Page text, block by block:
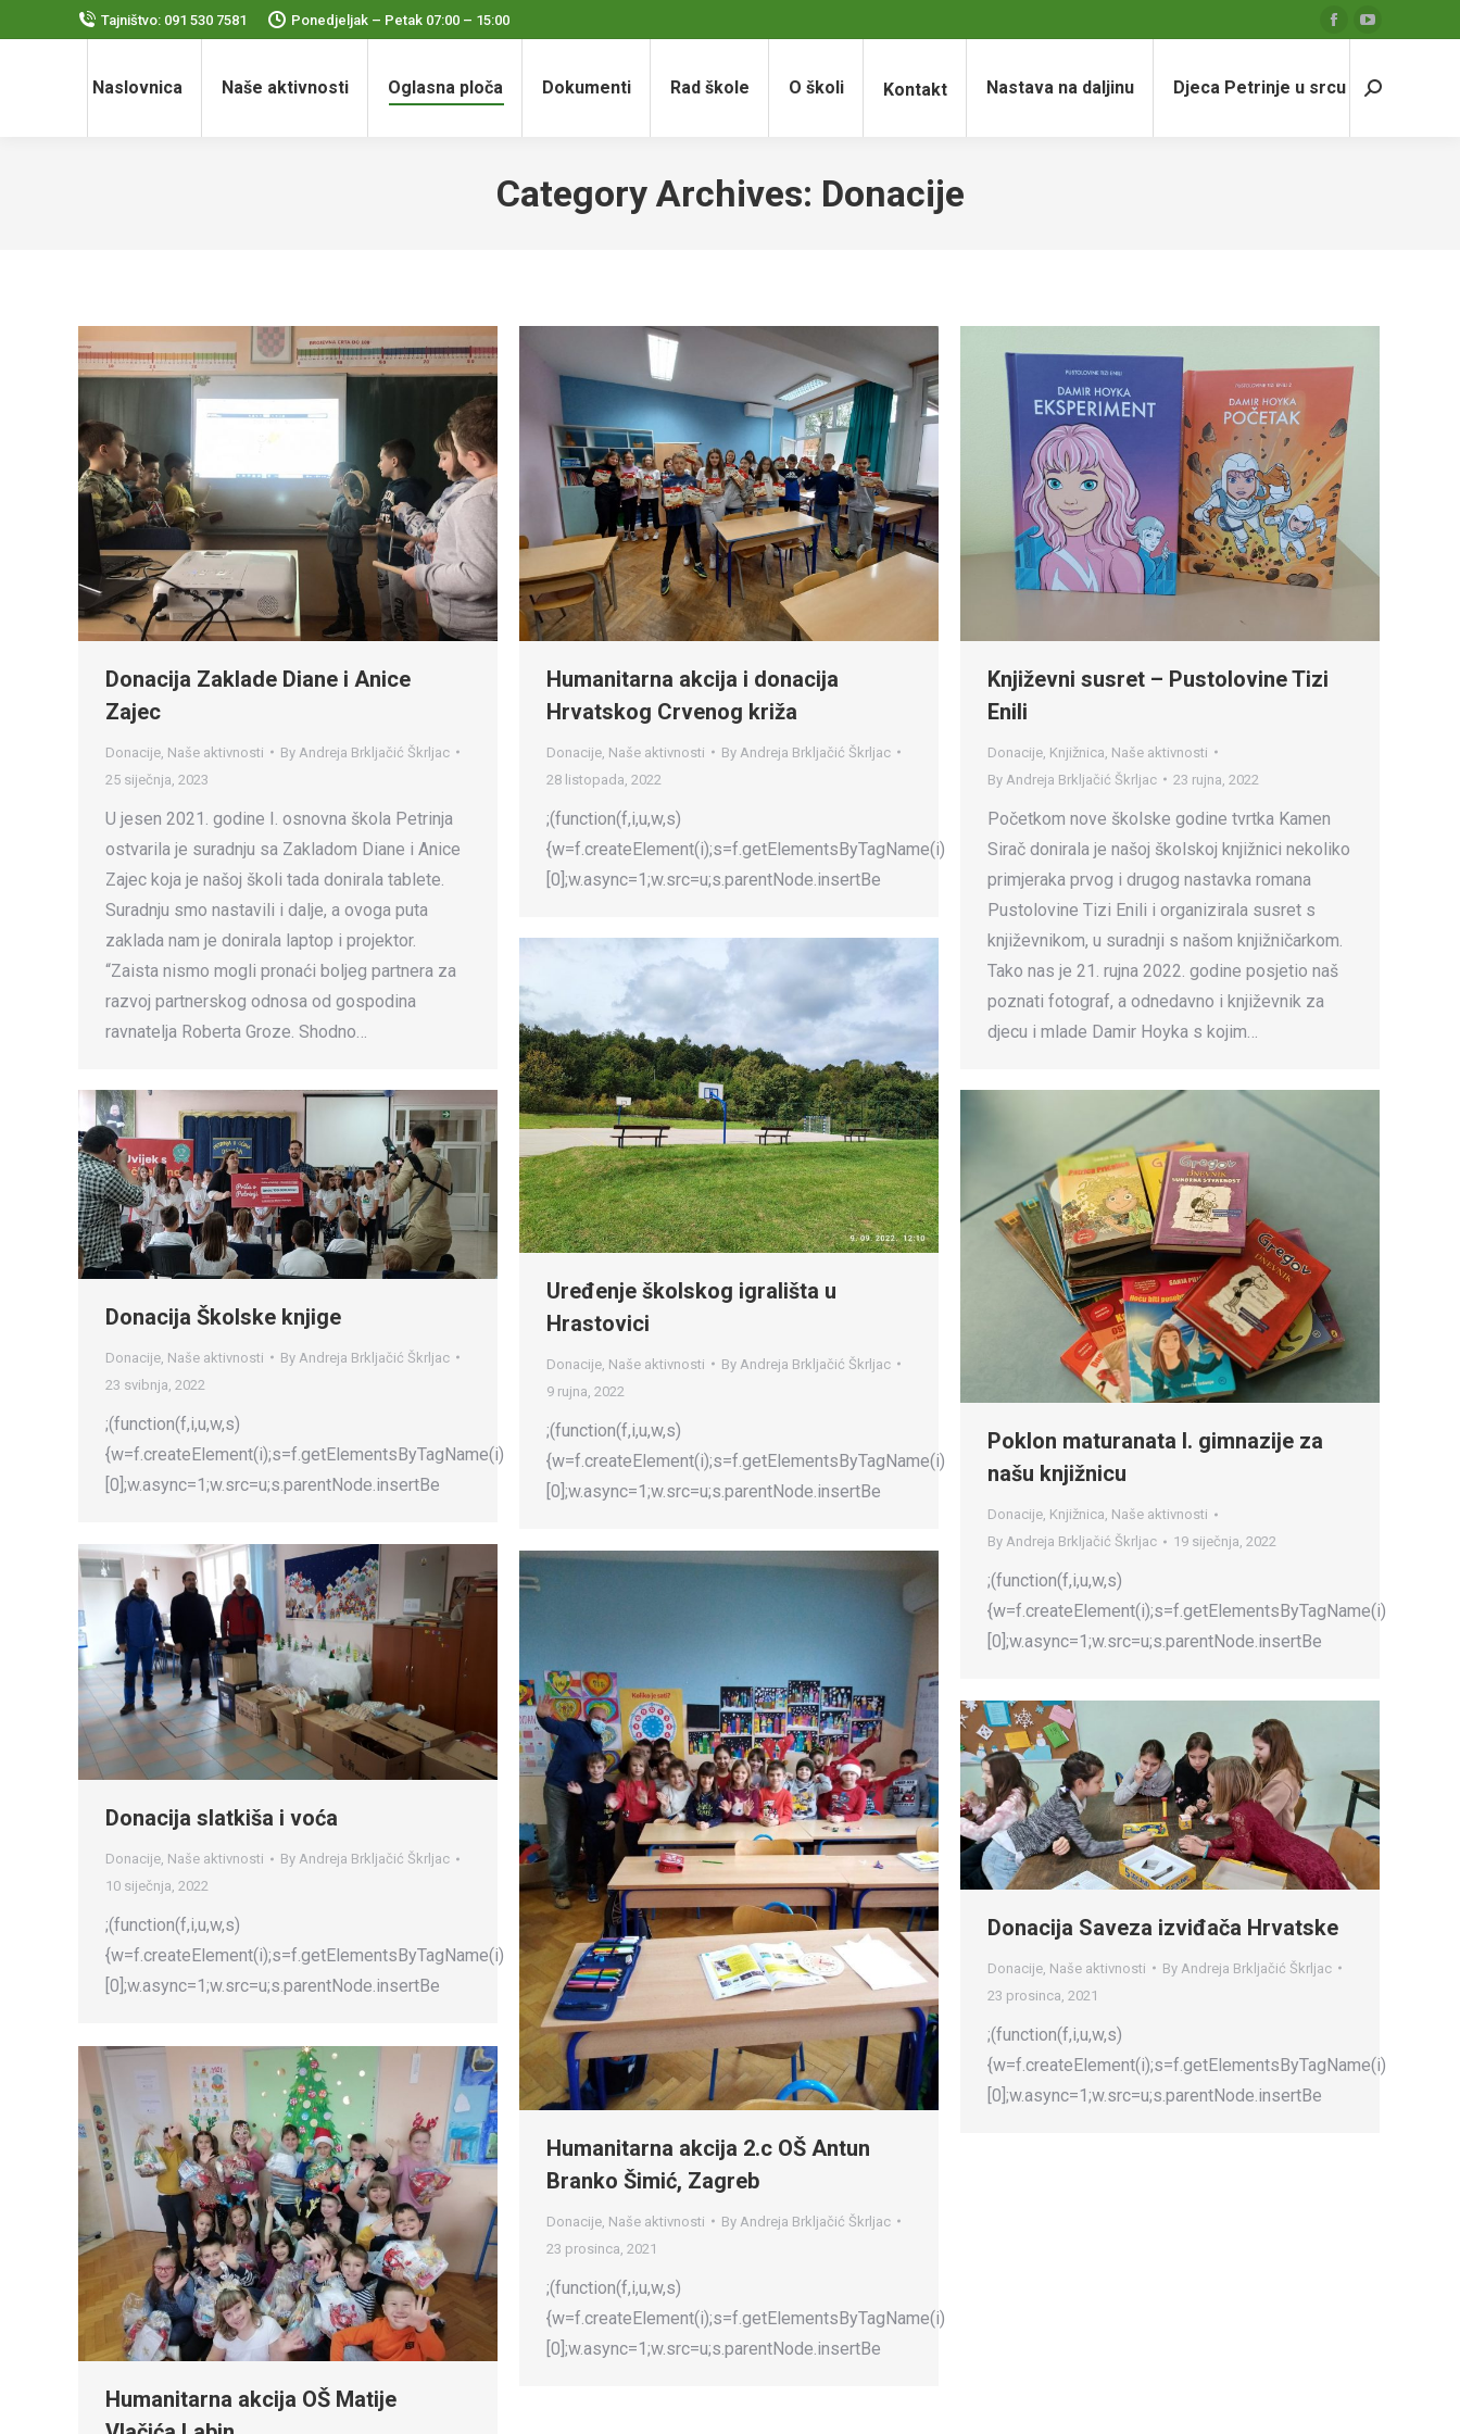
Tajništvo: 091 530 7581 Ponedjeljak – Petak 07:00 – 15:00
Facebook
opensopens
Naslovnica Naše aktivnosti Oglasna ploča Dokumenti Rad škole O školi Kontakt Nastava na daljinu Djeca Petrinje u srcu Search:
Category Archives: Donacije
Donacija Zaklade Diane i Anice
Zajec
Donacije Naše aktivnosti By Andreja Brkljačić Škrljac
25 siječnja, 2023
U jesen 2021. godine I. osnovna škola Petrinja
ostvarila je suradnju sa Zakladom Diane i Anice
Zajec koja je našoj školi tada donirala tablete.
Suradnju smo nastavili i dalje, a ovoga puta
zaklada nam je donirala laptop i projektor.
“Zaista nismo mogli pronaći boljeg partnera za
razvoj partnerskog odnosa od gospodina
ravnatelja Roberta Groze. Shodno…
Humanitarna akcija i donacija
Hrvatskog Crvenog križa
Donacije Naše aktivnosti By Andreja Brkljačić Škrljac
28 listopada, 2022
;(function(f,i,u,w,s)
{w=f.createElement(i);s=f.getElementsByTagName(i)
[0];w.async=1;w.src=u;s.parentNode.insertBe
Književni susret – Pustolovine Tizi
Enili
Donacije Knjižnica Naše aktivnosti
By Andreja Brkljačić Škrljac 23 rujna, 2022
Početkom nove školske godine tvrtka Kamen
Sirač donirala je našoj školskoj knjižnici nekoliko
primjeraka prvog i drugog nastavka romana
Pustolovine Tizi Enili i organizirala susret s
književnikom, u suradnji s našom knjižničarkom.
Tako nas je 21. rujna 2022. godine posjetio naš
poznati fotograf, a odnedavno i književnik za
djecu i mlade Damir Hoyka s kojim…
Uređenje školskog igrališta u
Hrastovici
Donacije Naše aktivnosti By Andreja Brkljačić Škrljac
9 rujna, 2022
;(function(f,i,u,w,s)
{w=f.createElement(i);s=f.getElementsByTagName(i)
[0];w.async=1;w.src=u;s.parentNode.insertBe
Donacija Školske knjige
Donacije Naše aktivnosti By Andreja Brkljačić Škrljac
23 svibnja, 2022
;(function(f,i,u,w,s)
{w=f.createElement(i);s=f.getElementsByTagName(i)
[0];w.async=1;w.src=u;s.parentNode.insertBe
Poklon maturanata I. gimnazije za
našu knjižnicu
Donacije, Knjižnica, Naše aktivnosti
By Andreja Brkljačić Škrljac 19 siječnja, 2022
;(function(f,i,u,w,s)
{w=f.createElement(i);s=f.getElementsByTagName(i)
[0];w.async=1;w.src=u;s.parentNode.insertBe
Donacija slatkiša i voća
Donacije, Naše aktivnosti By Andreja Brkljačić Škrljac
10 siječnja, 2022
;(function(f,i,u,w,s)
{w=f.createElement(i);s=f.getElementsByTagName(i)
[0];w.async=1;w.src=u;s.parentNode.insertBe
Humanitarna akcija 2.c OŠ Antun
Branko Šimić, Zagreb
Donacije Naše aktivnosti By Andreja Brkljačić Škrljac
23 prosinca, 2021
;(function(f,i,u,w,s)
{w=f.createElement(i);s=f.getElementsByTagName(i)
[0];w.async=1;w.src=u;s.parentNode.insertBe
Donacija Saveza izviđača Hrvatske
Donacije Naše aktivnosti By Andreja Brkljačić Škrljac
23 prosinca, 2021
;(function(f,i,u,w,s)
{w=f.createElement(i);s=f.getElementsByTagName(i)
[0];w.async=1;w.src=u;s.parentNode.insertBe
Humanitarna akcija OŠ Matije